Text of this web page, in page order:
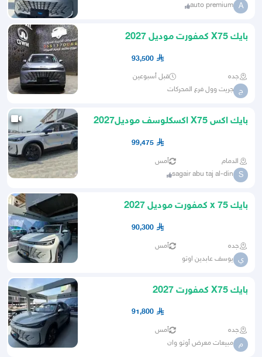
A
auto premium
بايك X75 كمفورت موديل 2027
93,500
جده قبل أسبوعين
ج جريت وول فرع المحركات
بايك اكس X75 اكسكلوسف موديل2027
99,475
الدمام أمس
S
sagair abu taj al-din
بايك x 75 كمفورت موديل 2027
90,300
جده أمس
ي يوسف عابدين اوتو
بايك X75 كمفورت 2027
91,800
جده أمس
م مبيعات معرض أوتو وان